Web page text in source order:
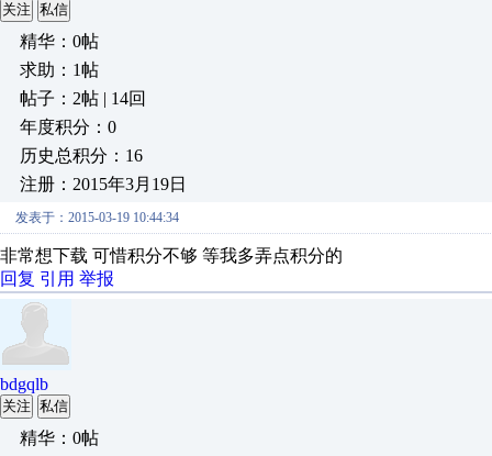
关注 私信
精华：0帖
求助：1帖
帖子：2帖 | 14回
年度积分：0
历史总积分：16
注册：2015年3月19日
发表于：2015-03-19 10:44:34
非常想下载 可惜积分不够 等我多弄点积分的
回复 引用 举报
bdgqlb
关注 私信
精华：0帖